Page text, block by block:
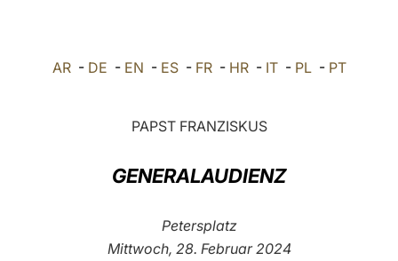
中文
AR- DE - EN - ES- FR- HR- IT- PL- PT
PAPST FRANZISKUS
GENERALAUDIENZ
Petersplatz
Mittwoch, 28. Februar 2024